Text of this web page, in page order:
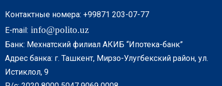
Контактные номера: +99871 203-07-77
E-mail: info@polito.uz
Банк: Мехнатский филиал АКИБ “Ипотека-банк”
Адрес банка: г. Ташкент, Мирзо-Улугбекский район, ул.
Истиклол, 9